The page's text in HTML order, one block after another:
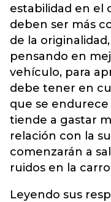
estabilidad en el
deben ser más
de la
pensando en
vehículo, para
debe tener en
que se
tiende a gastar
relación con la
comenzarán a
ruidos en la
Leyendo sus